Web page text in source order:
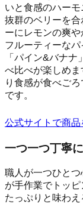
いと食感のハー
抜群のベリーを
ーにレモンの爽や
フルーティーな
「パイン&バナ
べ比べが楽しめ
り食感が食べご
です。
公式サイトで商品
一つ一つ丁寧
職人が一つひと
が手作業でトッ
たっぷりと味わ